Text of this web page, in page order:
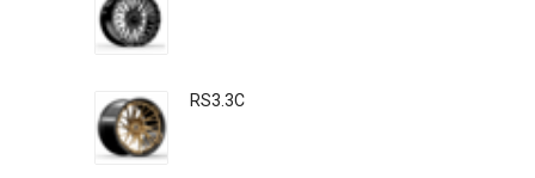
RS3.3C